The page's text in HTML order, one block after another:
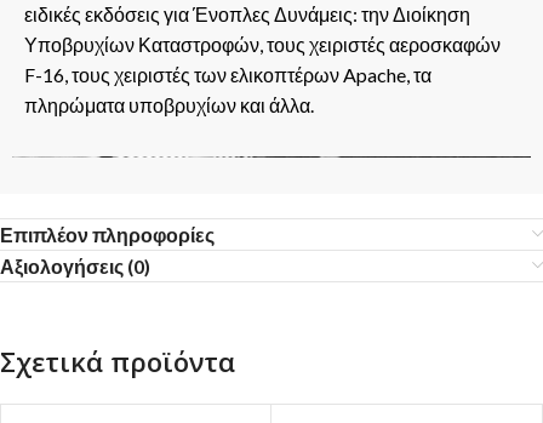
ειδικές εκδόσεις για Ένοπλες Δυνάμεις: την Διοίκηση
Υποβρυχίων Καταστροφών, τους χειριστές αεροσκαφών
F-16, τους χειριστές των ελικοπτέρων Apache, τα
πληρώματα υποβρυχίων και άλλα.
Επιπλέον πληροφορίες
Αξιολογήσεις (0)
Σχετικά προϊόντα